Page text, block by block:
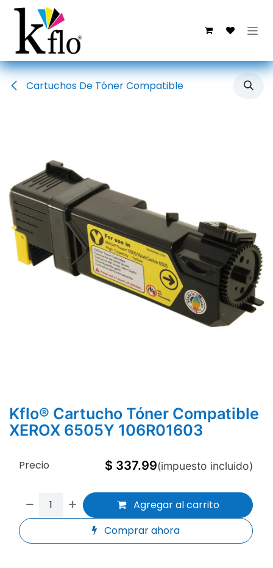
Ir al contenido
Cartuchos De Tóner Compatible
Kflo® Cartucho Tóner Compatible
XEROX 6505Y 106R01603
Agregar al carrito
Comprar ahora
Precio $ 337.99(impuesto incluido)